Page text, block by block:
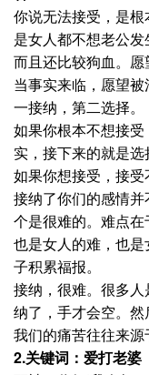
你说无法接受，是
是女人都不想老公
而且还比较狗血。愿
当事实来临，愿望
一接纳，第二选择。
如果你根本不想接
实，接下来的就是
如果你想接受，接
接纳了你们的感情
个是很难的。难点
也是女人的难，也
子积累福报。
接纳，很难。很多人
纳了，手才会空。然
我们的痛苦往往来源
2.关键词：爱打老婆